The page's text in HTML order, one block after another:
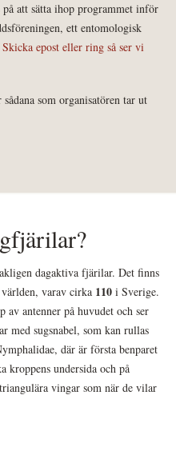
att sätta ihop programmet inför
ett entomologisk
Skicka epost eller ring så ser vi
sådana som organisatören tar ut
dagaktiva fjärilar. Det finns
varav cirka 110 i Sverige.
antenner på huvudet och ser
med sugsnabel, som kan rullas
där är första benparet
kroppens undersida och på
vingar som när de vilar